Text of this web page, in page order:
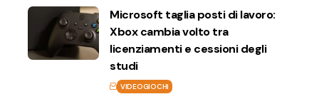
Microsoft taglia posti di lavoro:
Xbox cambia volto tra
licenziamenti e cessioni degli
studi
VIDEOGIOCHI